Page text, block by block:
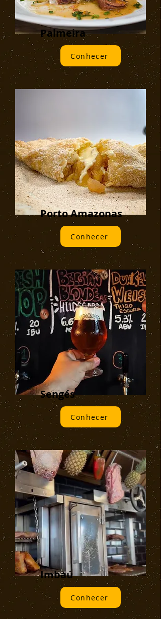
Palmeira
Conhecer
Porto Amazonas
Conhecer
Sengés
Conhecer
Imbaú
Conhecer